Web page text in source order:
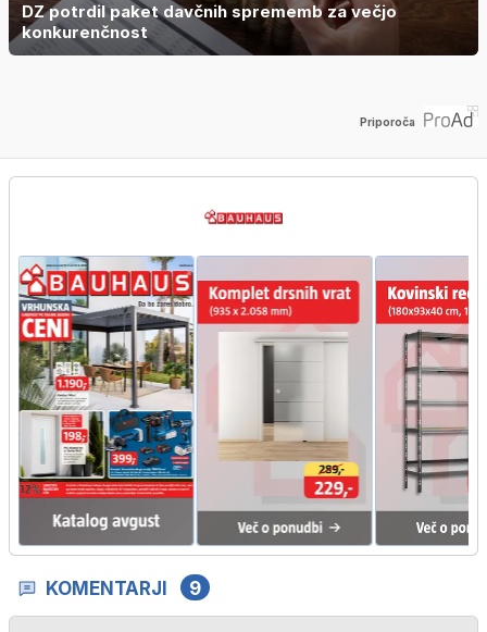
DZ potrdil paket davčnih sprememb za večjo
konkurenčnost
Priporoča
KOMENTARJI 9